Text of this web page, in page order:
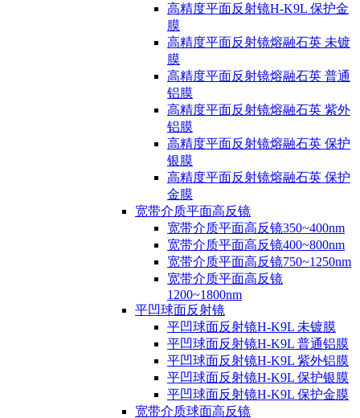
高精度平面反射镜H-K9L 保护金
膜
高精度平面反射镜熔融石英 未镀
膜
高精度平面反射镜熔融石英 普通
铝膜
高精度平面反射镜熔融石英 紫外
铝膜
高精度平面反射镜熔融石英 保护
银膜
高精度平面反射镜熔融石英 保护
金膜
宽带介质平面高反镜
宽带介质平面高反镜350~400nm
宽带介质平面高反镜400~800nm
宽带介质平面高反镜750~1250nm
宽带介质平面高反镜
1200~1800nm
平凹球面反射镜
平凹球面反射镜H-K9L 未镀膜
平凹球面反射镜H-K9L 普通铝膜
平凹球面反射镜H-K9L 紫外铝膜
平凹球面反射镜H-K9L 保护银膜
平凹球面反射镜H-K9L 保护金膜
宽带介质球面高反镜